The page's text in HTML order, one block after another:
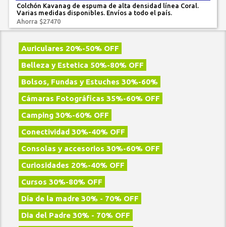
Colchón Kavanag de espuma de alta densidad línea Coral.
Varias medidas disponibles. Envíos a todo el país.
Ahorra $27470
Auriculares 20%-50% OFF
Belleza y Estetica 50%-80% OFF
Bolsos, Fundas y Estuches 30%-60%
Cámaras Fotográficas 35%-60% OFF
Camping 30%-60% OFF
Conectividad 30%-40% OFF
Consolas y accesorios 30%-60% OFF
Curiosidades 20%-40% OFF
Cursos 30%-80% OFF
Día de la madre 30% - 70% OFF
Dia del Padre 30% - 70% OFF